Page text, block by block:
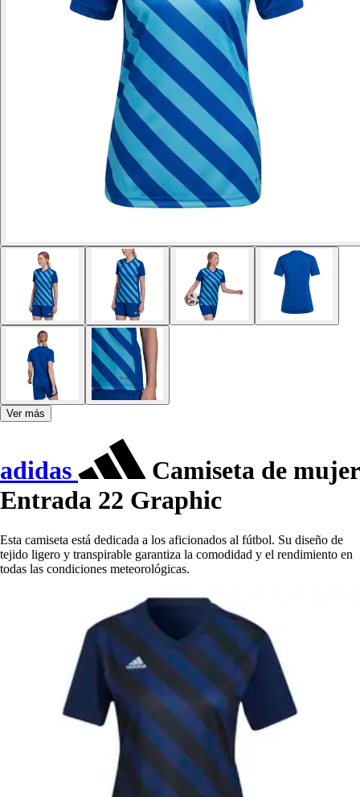
Ver más
adidas
Camiseta de mujer
Entrada 22 Graphic
Esta camiseta está dedicada a los aficionados al fútbol. Su diseño de
tejido ligero y transpirable garantiza la comodidad y el rendimiento en
todas las condiciones meteorológicas.